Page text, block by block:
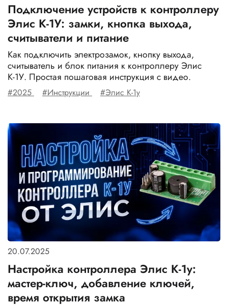
Подключение устройств к контроллеру
Элис К-1У: замки, кнопка выхода,
считыватели и питание
Как подключить электрозамок, кнопку выхода,
считыватель и блок питания к контроллеру Элис
К-1У. Простая пошаговая инструкция с видео.
#2025 #Инструкции #Элис К-1у
20.07.2025
Настройка контроллера Элис К-1у:
мастер-ключ, добавление ключей,
время открытия замка